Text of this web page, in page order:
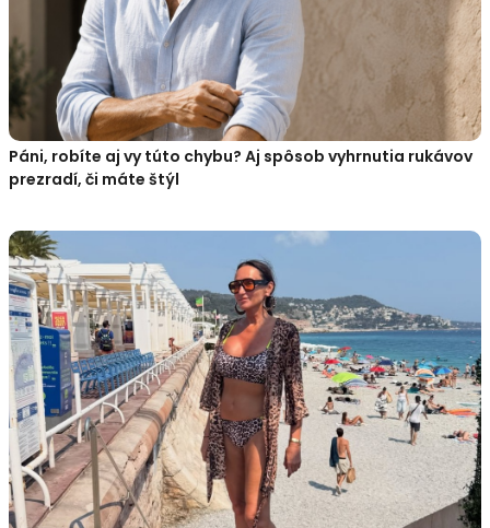
Páni, robíte aj vy túto chybu? Aj spôsob vyhrnutia rukávov
prezradí, či máte štýl